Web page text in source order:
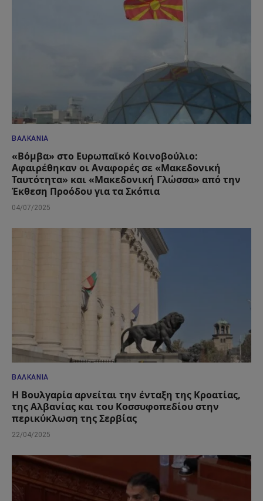
ΒΑΛΚΆΝΙΑ
«Βόμβα» στο Ευρωπαϊκό Κοινοβούλιο:
Αφαιρέθηκαν οι Αναφορές σε «Μακεδονική
Ταυτότητα» και «Μακεδονική Γλώσσα» από την
Έκθεση Προόδου για τα Σκόπια
04/07/2025
ΒΑΛΚΆΝΙΑ
Η Βουλγαρία αρνείται την ένταξη της Κροατίας,
της Αλβανίας και του Κοσσυφοπεδίου στην
περικύκλωση της Σερβίας
22/04/2025